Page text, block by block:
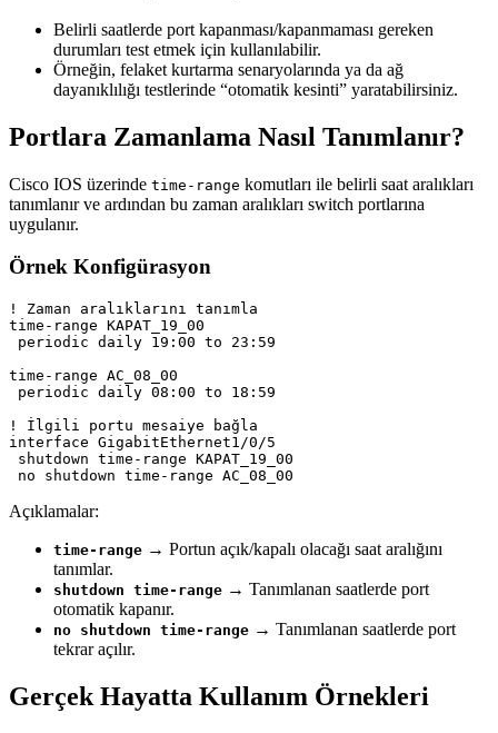
Belirli saatlerde port kapanması/kapanmaması gereken
durumları test etmek için kullanılabilir.
Örneğin, felaket kurtarma senaryolarında ya da ağ
dayanıklılığı testlerinde “otomatik kesinti” yaratabilirsiniz.
Portlara Zamanlama Nasıl Tanımlanır?
Cisco IOS üzerinde time-range komutları ile belirli saat aralıkları
tanımlanır ve ardından bu zaman aralıkları switch portlarına
uygulanır.
Örnek Konfigürasyon
! Zaman aralıklarını tanımla
time-range KAPAT_19_00
periodic daily 19:00 to 23:59
time-range AC_08_00
periodic daily 08:00 to 18:59
! İlgili portu mesaiye bağla
interface GigabitEthernet1/0/5
shutdown time-range KAPAT_19_00
Açıklamalar:
time-range → Portun açık/kapalı olacağı saat aralığını
tanımlar.
shutdown time-range → Tanımlanan saatlerde port
otomatik kapanır.
no shutdown time-range → Tanımlanan saatlerde port
tekrar açılır.
Gerçek Hayatta Kullanım Örnekleri